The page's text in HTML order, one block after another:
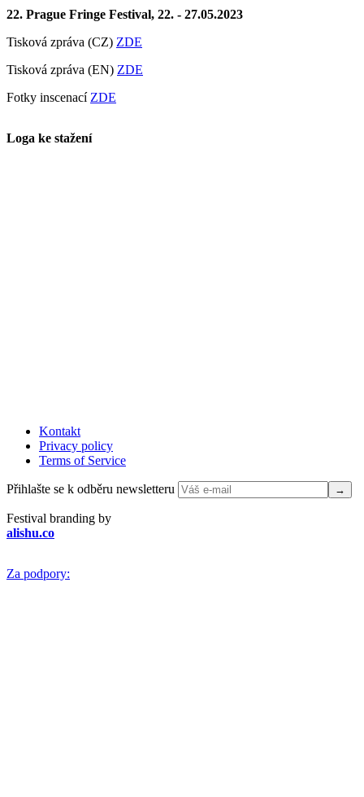
22. Prague Fringe Festival, 22. - 27.05.2023
Tisková zpráva (CZ) ZDE
Tisková zpráva (EN) ZDE
Fotky inscenací ZDE
Loga ke stažení
Kontakt
Privacy policy
Terms of Service
Přihlašte se k odběru newsletteru
Festival branding by
alishu.co
Za podpory: